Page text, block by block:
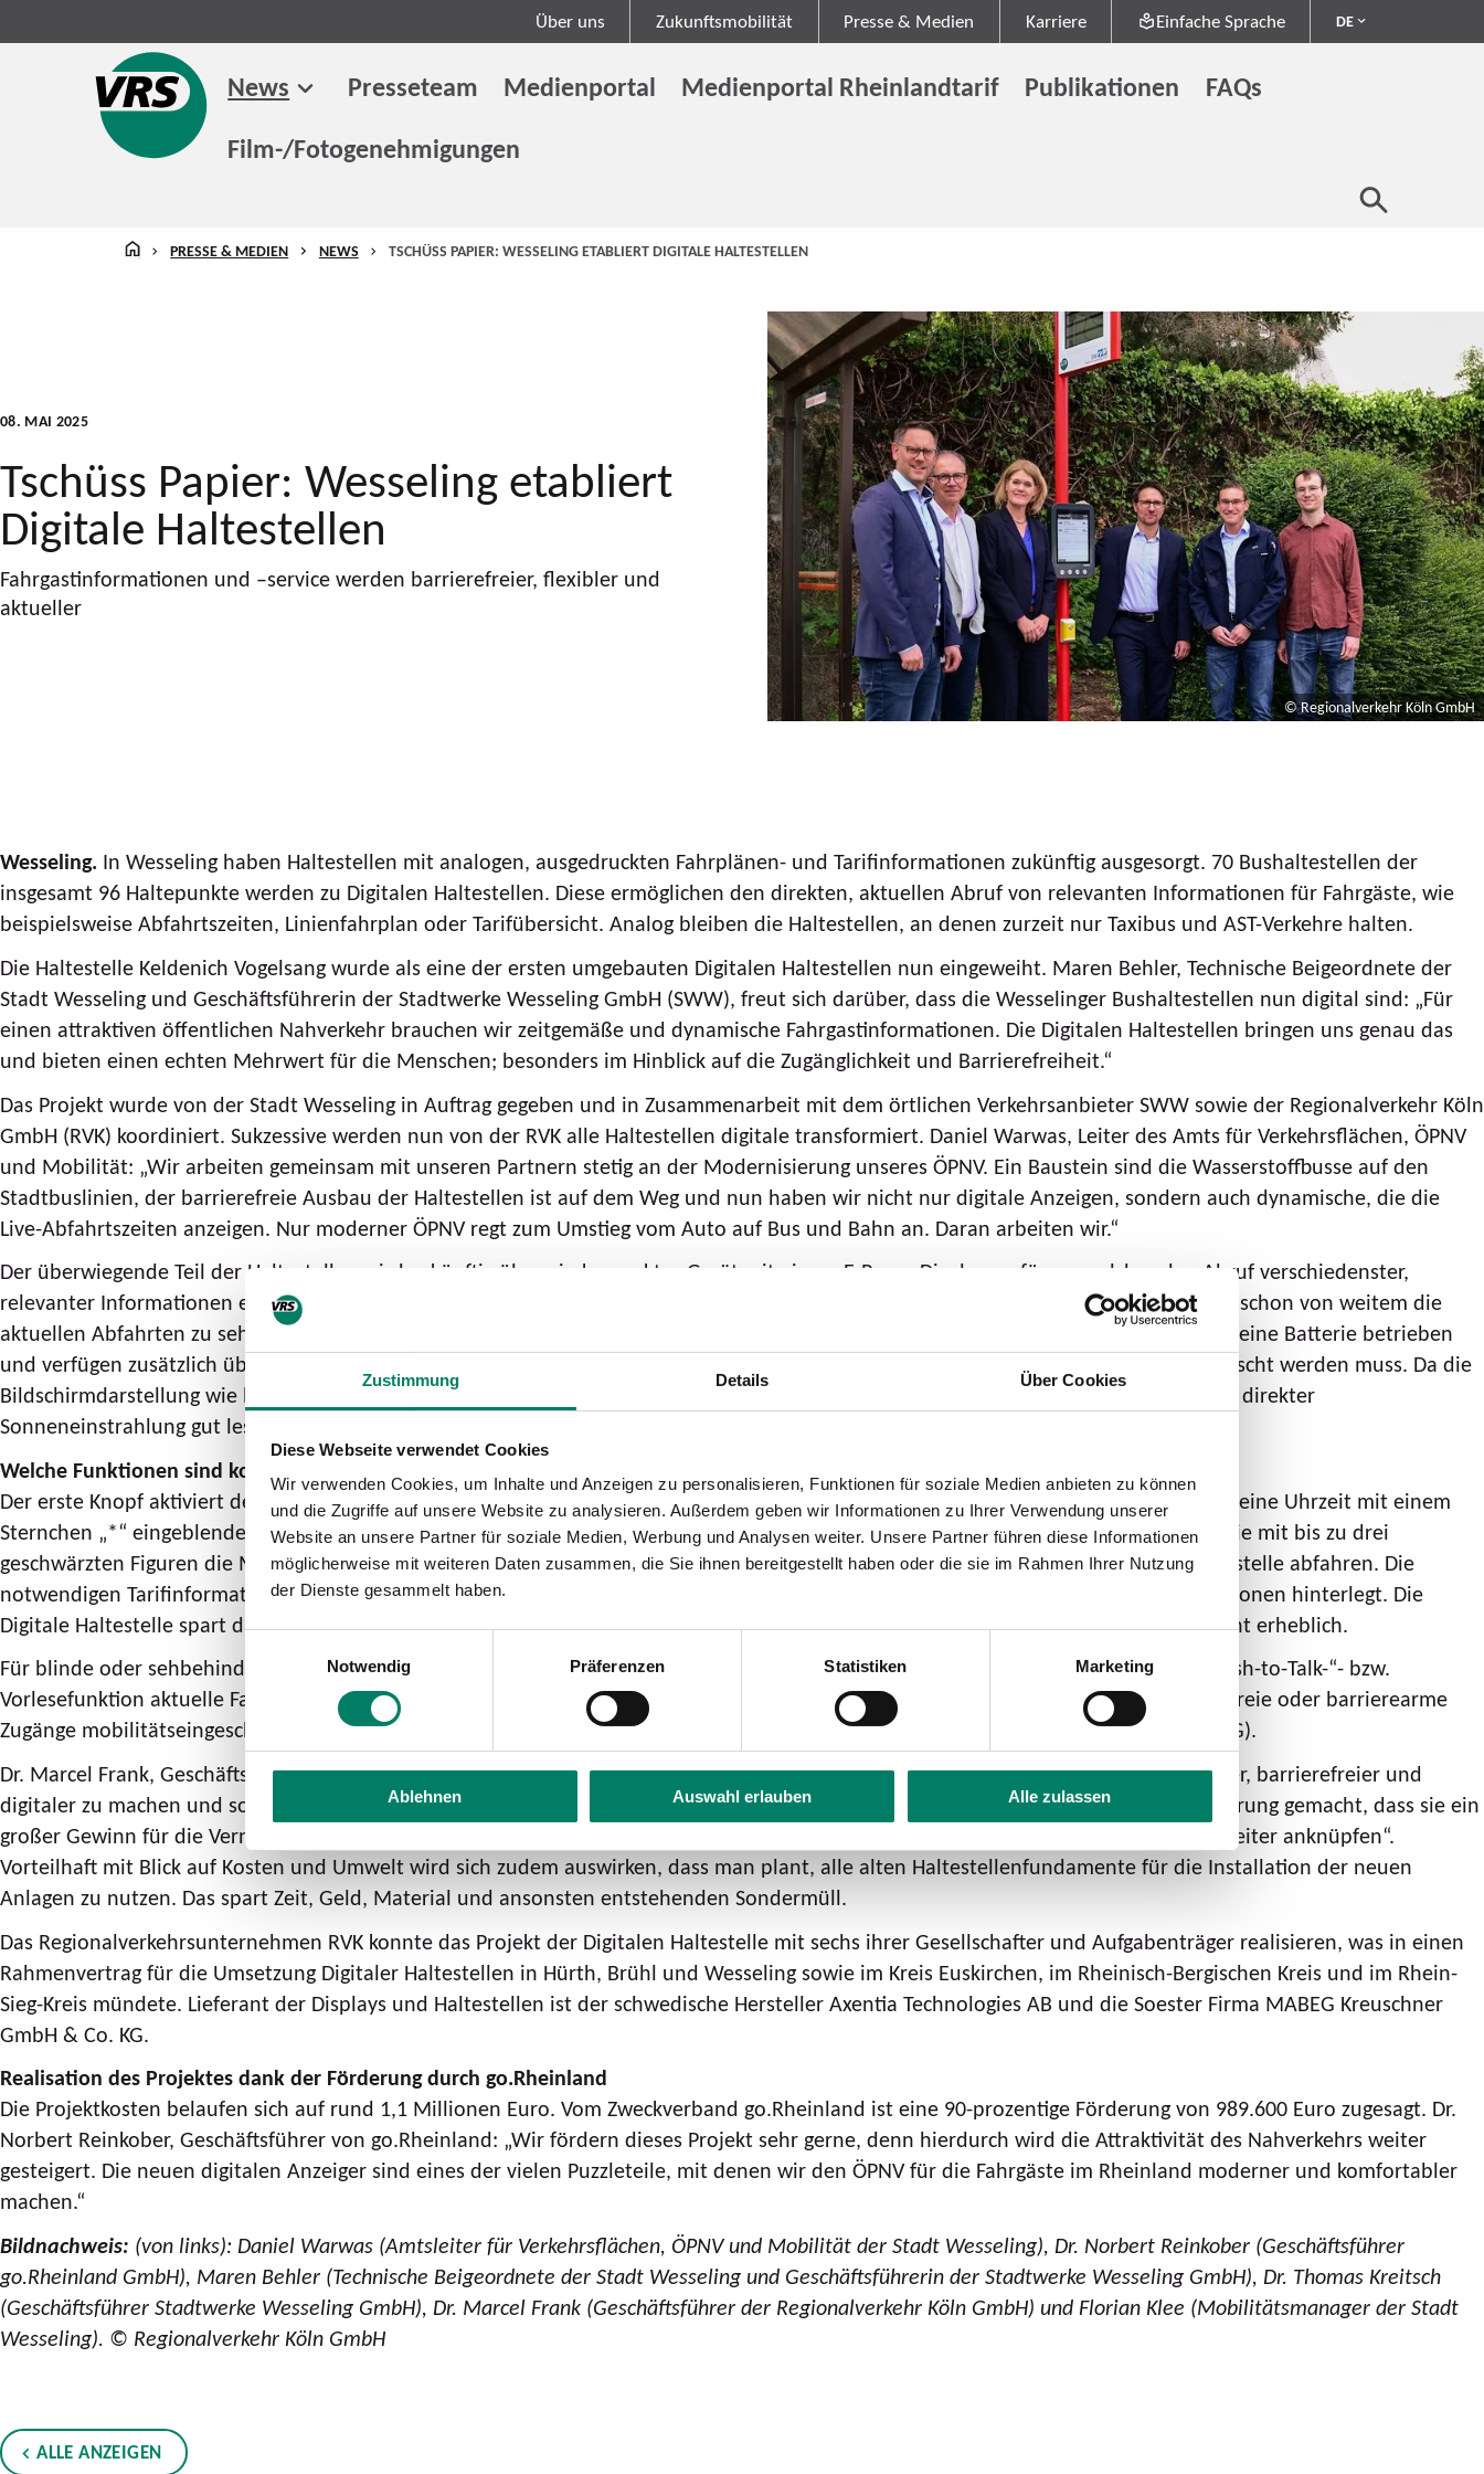
Zustimmung Details Über Cookies
Diese Webseite verwendet Cookies
Wir verwenden Cookies, um Inhalte und Anzeigen zu personalisieren, Funktionen für soziale Medien anbieten zu können
und die Zugriffe auf unsere Website zu analysieren. Außerdem geben wir Informationen zu Ihrer Verwendung unserer
Website an unsere Partner für soziale Medien, Werbung und Analysen weiter. Unsere Partner führen diese Informationen
möglicherweise mit weiteren Daten zusammen, die Sie ihnen bereitgestellt haben oder die sie im Rahmen Ihrer Nutzung
der Dienste gesammelt haben.
Notwendig
Präferenzen Statistiken Marketing
Ablehnen Auswahl erlauben Alle zulassen
Über uns Zukunftsmobilität Presse & Medien Karriere Einfache Sprache DE
News Presseteam Medienportal Medienportal Rheinlandtarif Publikationen
FAQs
Film-/Fotogenehmigungen
STARTSEITE
PRESSE & MEDIEN NEWS TSCHÜSS PAPIER: WESSELING ETABLIERT DIGITALE HALTESTELLEN
08. MAI 2025
Tschüss Papier: Wesseling etabliert
Digitale Haltestellen
Fahrgastinformationen und –service werden barrierefreier, flexibler und
aktueller
© Regionalverkehr Köln GmbH
Wesseling. In Wesseling haben Haltestellen mit analogen, ausgedruckten Fahrplänen- und Tarifinformationen zukünftig ausgesorgt. 70 Bushaltestellen der
insgesamt 96 Haltepunkte werden zu Digitalen Haltestellen. Diese ermöglichen den direkten, aktuellen Abruf von relevanten Informationen für Fahrgäste, wie
beispielsweise Abfahrtszeiten, Linienfahrplan oder Tarifübersicht. Analog bleiben die Haltestellen, an denen zurzeit nur Taxibus und AST-Verkehre halten.
Die Haltestelle Keldenich Vogelsang wurde als eine der ersten umgebauten Digitalen Haltestellen nun eingeweiht. Maren Behler, Technische Beigeordnete der
Stadt Wesseling und Geschäftsführerin der Stadtwerke Wesseling GmbH (SWW), freut sich darüber, dass die Wesselinger Bushaltestellen nun digital sind: „Für
einen attraktiven öffentlichen Nahverkehr brauchen wir zeitgemäße und dynamische Fahrgastinformationen. Die Digitalen Haltestellen bringen uns genau das
und bieten einen echten Mehrwert für die Menschen; besonders im Hinblick auf die Zugänglichkeit und Barrierefreiheit.“
Das Projekt wurde von der Stadt Wesseling in Auftrag gegeben und in Zusammenarbeit mit dem örtlichen Verkehrsanbieter SWW sowie der Regionalverkehr Köln
GmbH (RVK) koordiniert. Sukzessive werden nun von der RVK alle Haltestellen digitale transformiert. Daniel Warwas, Leiter des Amts für Verkehrsflächen, ÖPNV
und Mobilität: „Wir arbeiten gemeinsam mit unseren Partnern stetig an der Modernisierung unseres ÖPNV. Ein Baustein sind die Wasserstoffbusse auf den
Stadtbuslinien, der barrierefreie Ausbau der Haltestellen ist auf dem Weg und nun haben wir nicht nur digitale Anzeigen, sondern auch dynamische, die die
Live-Abfahrtszeiten anzeigen. Nur moderner ÖPNV regt zum Umstieg vom Auto auf Bus und Bahn an. Daran arbeiten wir.“
Der überwiegende Teil der Haltestellen wird zukünftig über ein kompaktes Gerät mit einem E-Paper-Display verfügen, welches den Abruf verschiedenster,
relevanter Informationen ermöglicht, zusätzlich erhalten 49 Haltepunkte ein vierzeiliges DFI-Display in der Haltestellenfahne, um auch schon von weitem die
aktuellen Abfahrten zu sehen. Die anthrazitfarbenen, metallenen Boxen, die nur etwas größer als ein DIN A4-Blatt sind, werden durch eine Batterie betrieben
und verfügen zusätzlich über ein Solarpanel. Sie erreichen damit eine Betriebsdauer von bis zu zehn Jahren, ehe die Batterie ausgetauscht werden muss. Da die
Bildschirmdarstellung wie bei einem E-Reader (nicht farbig) funktioniert, sind die angezeigten Informationen auf dem Display auch bei direkter
Sonneneinstrahlung gut lesbar.
Welche Funktionen sind konkret auf dem Gerät zu finden?
Der erste Knopf aktiviert den Abfahrtsmonitor. Hier werden die ankommenden Linien mit Ziel und Live-Abfahrtszeiten angezeigt. Wird eine Uhrzeit mit einem
Sternchen „*“ eingeblendet, steht das für die „Soll-Fahrplanzeit“. Zusätzlich wird es in naher Zukunft eine Besetztgradanzeige geben, die mit bis zu drei
geschwärzten Figuren die Menge der Fahrgäste im Bus angibt. Der zweite Button führt zu den Fahrplänen aller Linien, die an der Haltestelle abfahren. Die
notwendigen Tarifinformationen finden sich auf dem dritten Knopf und auf einem vierten Knopf sind Umgebungspläne und –informationen hinterlegt. Die
Digitale Haltestelle spart damit große Mengen an Druckerzeugnissen und sie reduziert den Arbeitsaufwand im Haltestellenmanagement erheblich.
Für blinde oder sehbehinderte Fahrgäste ist zusätzlich ein erhabenes Bauteil mit Knopf installiert, welches mit einer sogenannten „Push-to-Talk-“- bzw.
Vorlesefunktion aktuelle Fahrplanauskünfte und Störungsmeldungen erteilt. Gerade digitale Entwicklungen wie diese stärken barrierefreie oder barrierearme
Zugänge mobilitätseingeschränkter Personen zum öffentlichen Personennahverkehr gemäß dem Barrierefreiheitsstärkungsgesetz (BFSG).
Dr. Marcel Frank, Geschäftsführer der Regionalverkehr Köln GmbH: „Wir sind immer dabei, wenn es darum geht, den ÖPNV zugänglicher, barrierefreier und
digitaler zu machen und somit alle Fahrgäste abzuholen. Wir haben die Digitalen Haltestellen bereits in Hürth installiert und die Erfahrung gemacht, dass sie ein
großer Gewinn für die Vernetzung und Information innerhalb des öffentlichen Nahverkehrs sind. Daran wollen wir in Wesseling nun weiter anknüpfen“.
Vorteilhaft mit Blick auf Kosten und Umwelt wird sich zudem auswirken, dass man plant, alle alten Haltestellenfundamente für die Installation der neuen
Anlagen zu nutzen. Das spart Zeit, Geld, Material und ansonsten entstehenden Sondermüll.
Das Regionalverkehrsunternehmen RVK konnte das Projekt der Digitalen Haltestelle mit sechs ihrer Gesellschafter und Aufgabenträger realisieren, was in einen
Rahmenvertrag für die Umsetzung Digitaler Haltestellen in Hürth, Brühl und Wesseling sowie im Kreis Euskirchen, im Rheinisch-Bergischen Kreis und im Rhein-
Sieg-Kreis mündete. Lieferant der Displays und Haltestellen ist der schwedische Hersteller Axentia Technologies AB und die Soester Firma MABEG Kreuschner
GmbH & Co. KG.
Realisation des Projektes dank der Förderung durch go.Rheinland
Die Projektkosten belaufen sich auf rund 1,1 Millionen Euro. Vom Zweckverband go.Rheinland ist eine 90-prozentige Förderung von 989.600 Euro zugesagt. Dr.
Norbert Reinkober, Geschäftsführer von go.Rheinland: „Wir fördern dieses Projekt sehr gerne, denn hierdurch wird die Attraktivität des Nahverkehrs weiter
gesteigert. Die neuen digitalen Anzeiger sind eines der vielen Puzzleteile, mit denen wir den ÖPNV für die Fahrgäste im Rheinland moderner und komfortabler
machen.“
Bildnachweis: (von links): Daniel Warwas (Amtsleiter für Verkehrsflächen, ÖPNV und Mobilität der Stadt Wesseling), Dr. Norbert Reinkober (Geschäftsführer
go.Rheinland GmbH), Maren Behler (Technische Beigeordnete der Stadt Wesseling und Geschäftsführerin der Stadtwerke Wesseling GmbH), Dr. Thomas Kreitsch
(Geschäftsführer Stadtwerke Wesseling GmbH), Dr. Marcel Frank (Geschäftsführer der Regionalverkehr Köln GmbH) und Florian Klee (Mobilitätsmanager der Stadt
Wesseling). © Regionalverkehr Köln GmbH
ALLE ANZEIGEN